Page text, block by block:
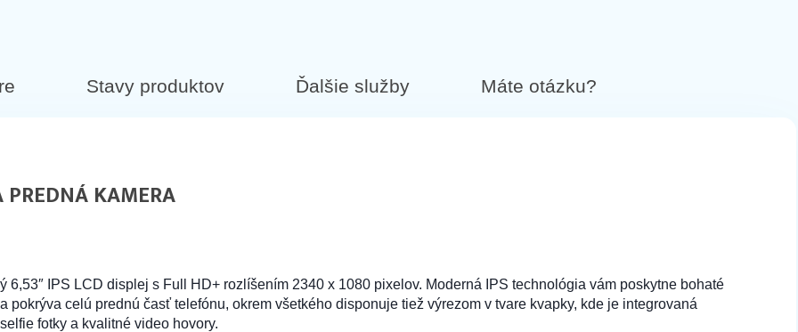
Stavy produktov Ďalšie služby Máte otázku?
PREDNÁ KAMERA
IPS LCD displej s Full HD+ rozlíšením 2340 x 1080 pixelov. Moderná IPS technológia vám poskytne bohaté
celú prednú časť telefónu, okrem všetkého disponuje tiež výrezom v tvare kvapky, kde je integrovaná
fotky a kvalitné video hovory.